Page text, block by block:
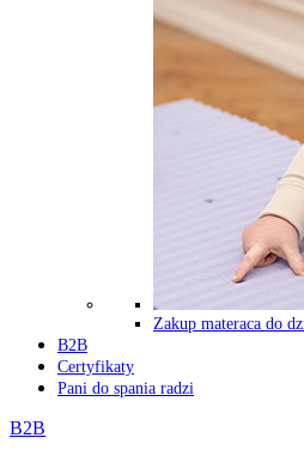
Zakup materaca do
B2B
Certyfikaty
Pani do spania radzi
B2B